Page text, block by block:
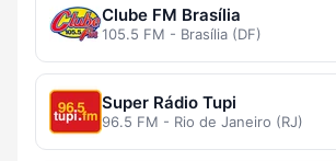
Clube FM Brasília
105.5 FM - Brasília (DF)
Super Rádio Tupi
96.5 FM - Rio de Janeiro (RJ)